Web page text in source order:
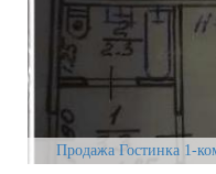
Продажа Гостинка 1-